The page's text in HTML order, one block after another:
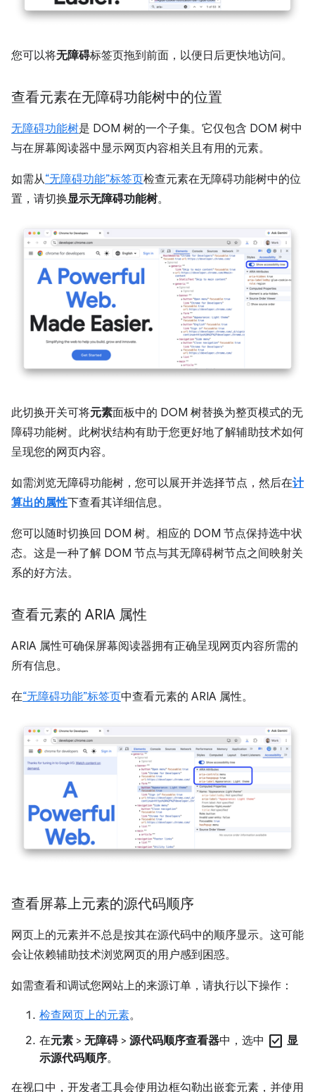
您可以将无障碍标签页拖到前面，以便日后更快地访问。
查看元素在无障碍功能树中的位置
无障碍功能树是 DOM 树的一个子集。它仅包含 DOM 树中
与在屏幕阅读器中显示网页内容相关且有用的元素。
如需从“无障碍功能”标签页检查元素在无障碍功能树中的位
置，请切换显示无障碍功能树。
此切换开关可将元素面板中的 DOM 树替换为整页模式的无
障碍功能树。此树状结构有助于您更好地了解辅助技术如何
呈现您的网页内容。
如需浏览无障碍功能树，您可以展开并选择节点，然后在计
算出的属性下查看其详细信息。
您可以随时切换回 DOM 树。相应的 DOM 节点保持选中状
态。这是一种了解 DOM 节点与其无障碍树节点之间映射关
系的好方法。
查看元素的 ARIA 属性
ARIA 属性可确保屏幕阅读器拥有正确呈现网页内容所需的
所有信息。
在“无障碍功能”标签页中查看元素的 ARIA 属性。
查看屏幕上元素的源代码顺序
网页上的元素并不总是按其在源代码中的顺序显示。这可能
会让依赖辅助技术浏览网页的用户感到困惑。
如需查看和调试您网站上的来源订单，请执行以下操作：
检查网页上的元素。
在元素 > 无障碍> 源代码顺序查看器中，选中 check_box 显
示源代码顺序。
在视口中，开发者工具会使用边框勾勒出嵌套元素，并使用